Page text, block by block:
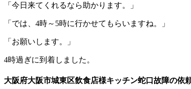
「今日来てくれるなら助かります。」
「では、4時～5時に行かせてもらいますね。」
「お願いします。」
4時過ぎに到着しました。
大阪府大阪市城東区飲食店様キッチン蛇口故障の依